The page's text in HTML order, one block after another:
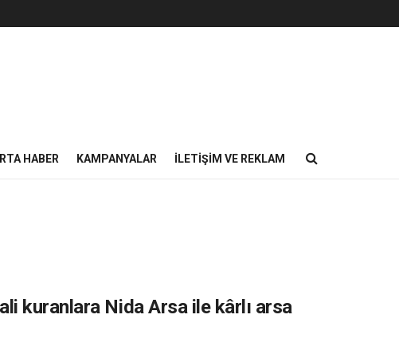
HABER KAMPANYALAR İLETIŞIM VE REKLAM
kuranlara Nida Arsa ile kârlı arsa